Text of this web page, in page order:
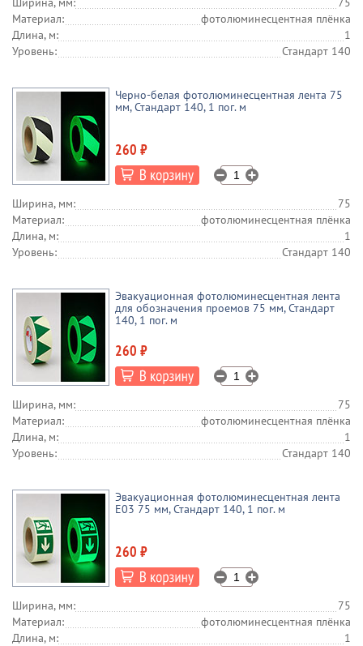
Материал:
фотолюминесцентная плёнка
Длина, м:
1
Уровень:
Стандарт 140
Черно-белая фотолюминесцентная лента 75
мм, Стандарт 140, 1 пог. м
260 ₽
Ширина, мм:
75
Материал:
фотолюминесцентная плёнка
Длина, м:
1
Уровень:
Стандарт 140
Эвакуационная фотолюминесцентная лента
для обозначения проемов 75 мм, Стандарт
140, 1 пог. м
260 ₽
Ширина, мм:
75
Материал:
фотолюминесцентная плёнка
Длина, м:
1
Уровень:
Стандарт 140
Эвакуационная фотолюминесцентная лента
E03 75 мм, Стандарт 140, 1 пог. м
260 ₽
Ширина, мм:
75
Материал:
фотолюминесцентная плёнка
Длина, м:
1